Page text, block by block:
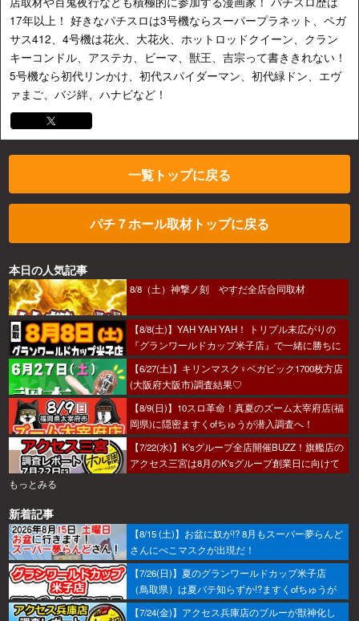
17年以上！ 好きなパチスロは3号機ならスーパープラネット、ペガ
サス412、4号機は花火、大花火、ホットロッドクイーン、クラン
キーコンドル、アステカ、ビーマ、獣王、吉宗って書ききれない！
5号機なら初代リンかけ、初代スパイダーマン、初代緑ドン、エヴ
ァまご、バジ絆、ハナビなど！
一覧トップに戻る
パチ７ホール取材トップに戻る
本日の人気記事
8/8（土）神撃ノ刻 やすだ全店合同取材
【8/8(土)】YAH YAH YAH！ トリプル末広がりの
『グランワールドカップ米子店』で一緒に勝ちに
行こうか～！
【6/27(土)】キリンマスク♀ベガビック1700枚方店
(大阪府大阪市)調査結果♡
【8/9(日)】10スロ革命！真夏のズーム太宰府店(福
岡県)に隠密ますくofちゅうが潜入調査へ！
【7/22(水)】K'sグループ全店開催BUZZ！旗艦店の
アクセス三宮は8月のK'sグループ創業日に向けて
もっとみる
新着記事
【8/15 (土)】お盆に奴が!? 8月もスーパー夢らんど
さんにぺこマスクが出現だ！
【7/26(日)】夏のグランワールドカップ米子店
（鳥取県）は夏バテ知らずか!?ますくofちゅうが
調査してきたで～！
【7/24(金)】アクセス兵庫店のブルーが獣神化し